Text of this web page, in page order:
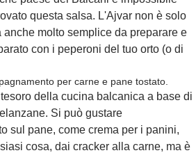
questa salsa. L'Ajvar non è solo
molto semplice da preparare e
con i peperoni del tuo orto (o di
per carne e pane tostato.
della cucina balcanica a base di
Si può gustare
sul pane, come crema per i panini,
cosa, dai cracker alla carne, ma è